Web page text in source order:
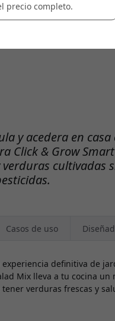
y acedera en
Click & Grow
verduras cultivadas
Casos de uso
definitiva de
Mix lleva a tu cocina
verduras frescas y
precio completo.